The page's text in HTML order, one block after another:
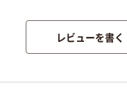
レビューを書く